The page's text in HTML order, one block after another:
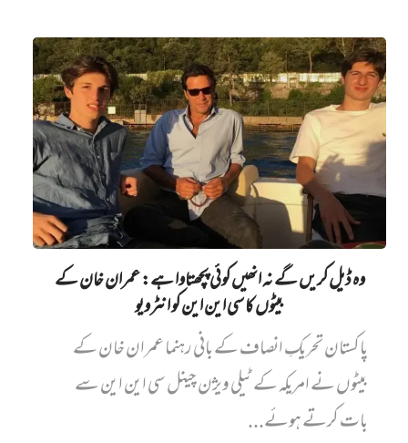
وہ ڈیل کریں گے نہ انھیں کوئی پچھتاوا ہے: عمران خان کے
بیٹوں کا سی این این کو انٹرویو
پاکستان تحریکِ انصاف کے بانی رہنما عمران خان کے
بیٹوں نے امریکہ کے ٹیلی ویژن چینل سی این این سے
بات کرتے ہوئے...